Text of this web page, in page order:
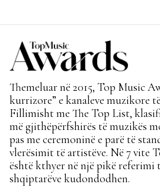
Themeluar në 2015, Top Music
kurrizore” e kanaleve muzikore
Fillimisht me The Top List,
më gjithëpërfshirës të muzikës
pas me ceremoninë e parë të
vlerësimit të artistëve. Në 7 vite
është kthyer në një pikë referimi
shqiptarëve kudondodhen.